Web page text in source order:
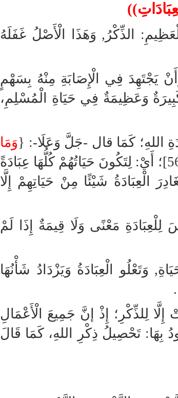
الذِّكْرُ, وَهَذَا الْأَصْلُ غَفَلَهُ
يَجْتَهِدَ فِي الْإِصَابَةِ مِنْهُ بِسَهْمٍ
وَعَظِيمَةٌ فِي حَيَاةِ الْمُسْلِمِ،
اللهِ؛ كَمَا قال -جَلَّ وَعَلَا-: {وَمَا
} [الذاريات: 56]؛ أَيْ: لِتَكُونَ حَيَاتُهُمْ كُلُّهَا عِبَادَةً
الْعِبَادَةُ شَيْئًا مِنْ حَيَاتِهِمْ إِلَّا
لِلْعِبَادَةِ مَعْنًى وَلَا قِيمَةٌ إِذَا لَمْ
وَتَعْلُو الْعِبَادَةُ وَيَزْدَادُ شَأْنُهَا
إِلَّا لِلذِّكْرِ؛ إِذْ إنَّ جَمِيعَ الْأَعْمَالِ
بِهَا: تَحْصِيلُ ذِكْرِ اللهِ، كَمَا قَالَ